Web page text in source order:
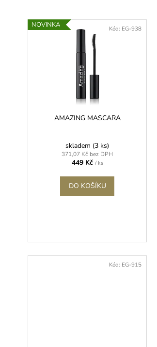
r
V
ýNOVINKA
AMAZING MASCARA
skladem (3 ks)
371,07 Kč bez DPH
449 Kč / ks
DO KOŠÍKU
Kód: EG-938
Kód: EG-915